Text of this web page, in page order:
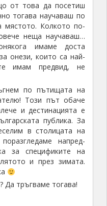
от това да посетиш
тогава научаваш по
Колкото по-
неща научаваш…
имаме доста
онези, които са най-
имам предвид, не
по пътищата на
Този път обаче
и дестинацията е
публика. За
в столицата на
напред-
за спецификите на
и през зимата.
Да тръгваме тогава!